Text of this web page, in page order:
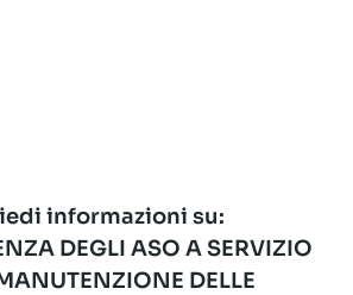
informazioni su:
DEGLI ASO A SERVIZIO
DELLE